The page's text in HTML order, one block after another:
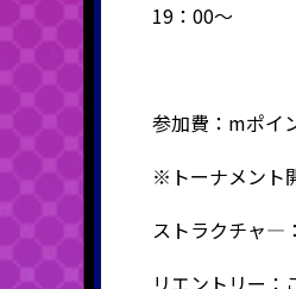
19：00～
参加費：mポイ
※トーナメント
ストラクチャ―
リエントリー：